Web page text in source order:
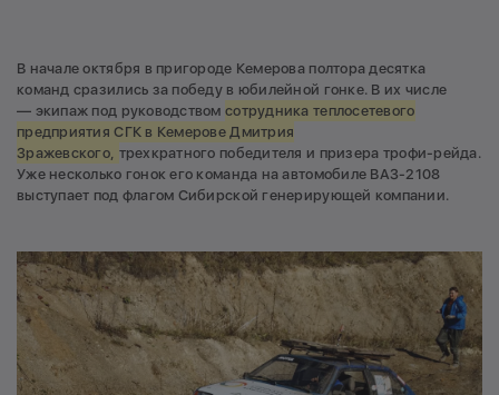
В начале октября в пригороде Кемерова полтора десятка
команд сразились за победу в юбилейной гонке. В их числе
— экипаж под руководствомсотрудника теплосетевого
предприятия СГК в Кемерове Дмитрия
Зражевского, трехкратного победителя и призера трофи-рейда.
Уже несколько гонок его команда на автомобиле ВАЗ-2108
выступает под флагом Сибирской генерирующей компании.